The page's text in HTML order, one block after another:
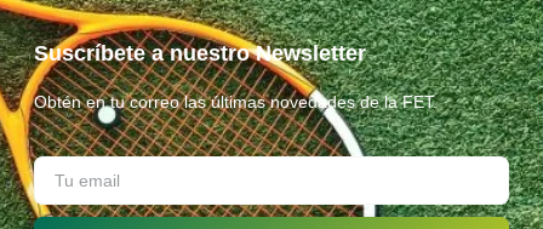
Suscríbete a nuestro Newsletter
Obtén en tu correo las últimas novedades de la FET.